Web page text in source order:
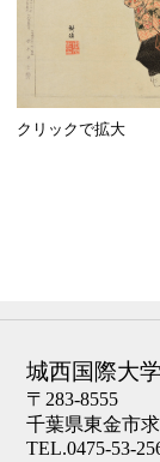
クリックで拡大
城西国際大
〒283-8555
千葉県東金市
TEL.0475-53-